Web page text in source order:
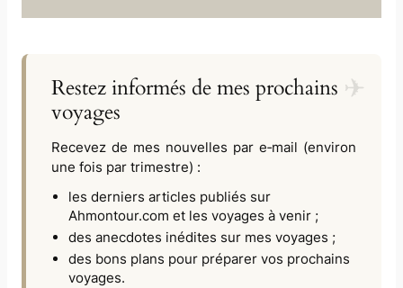
Restez informés de mes prochains
voyages
Recevez de mes nouvelles par e‑mail (environ
une fois par trimestre) :
les derniers articles publiés sur
Ahmontour.com et les voyages à venir ;
des anecdotes inédites sur mes voyages ;
des bons plans pour préparer vos prochains
voyages.